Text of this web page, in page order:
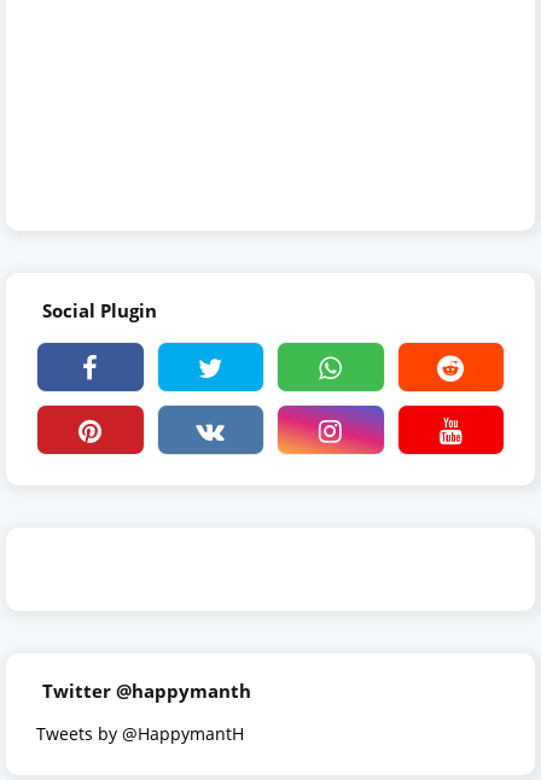
Social Plugin
Twitter @happymanth
Tweets by @HappymantH